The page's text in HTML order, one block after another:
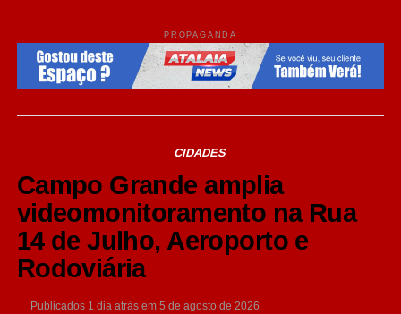
PROPAGANDA
CIDADES
Campo Grande amplia
videomonitoramento na Rua
14 de Julho, Aeroporto e
Rodoviária
Publicados 1 dia atrás em 5 de agosto de 2026